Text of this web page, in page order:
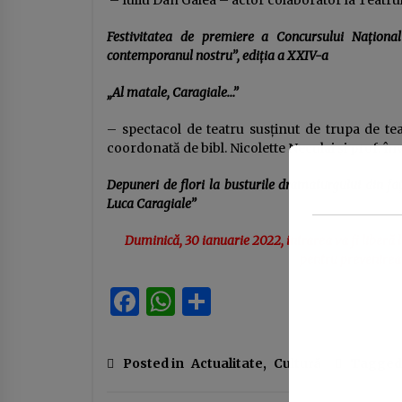
Festivitatea de premiere a Concursului
contemporanul nostru”, ediţia a XXIV-a
„Al matale, Caragiale…”
– spectacol de teatru susţinut de trupa de
coordonată de bibl. Nicolette Neculai și prof.
Depuneri de flori la busturile dramaturgului din fa
Luca Caragiale”
Duminică, 30 ianuarie 2022, intrarea va fi liberă
Facebook
WhatsApp
Posted in Actualitate, Cultură